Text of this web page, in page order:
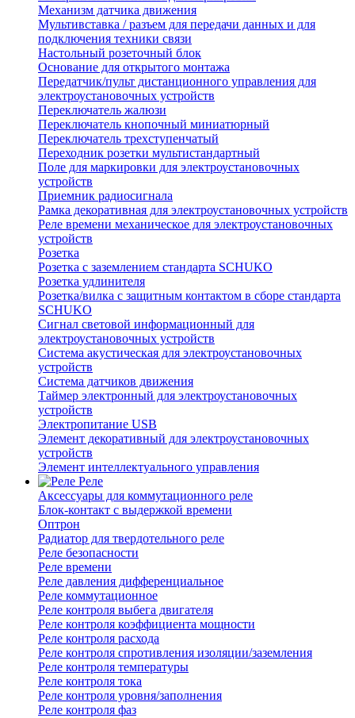
Механизм датчика движения
Мультивставка / разъем для передачи данных и для
подключения техники связи
Настольный розеточный блок
Основание для открытого монтажа
Передатчик/пульт дистанционного управления для
электроустановочных устройств
Переключатель жалюзи
Переключатель кнопочный миниатюрный
Переключатель трехступенчатый
Переходник розетки мультистандартный
Поле для маркировки для электроустановочных
устройств
Приемник радиосигнала
Рамка декоративная для электроустановочных устройств
Реле времени механическое для электроустановочных
устройств
Розетка
Розетка с заземлением стандарта SCHUKO
Розетка удлинителя
Розетка/вилка с защитным контактом в сборе стандарта
SCHUKO
Сигнал световой информационный для
электроустановочных устройств
Система акустическая для электроустановочных
устройств
Система датчиков движения
Таймер электронный для электроустановочных
устройств
Электропитание USB
Элемент декоративный для электроустановочных
устройств
Элемент интеллектуального управления
Реле
Аксессуары для коммутационного реле
Блок-контакт с выдержкой времени
Оптрон
Радиатор для твердотельного реле
Реле безопасности
Реле времени
Реле давления дифференциальное
Реле коммутационное
Реле контроля выбега двигателя
Реле контроля коэффициента мощности
Реле контроля расхода
Реле контроля спротивления изоляции/заземления
Реле контроля температуры
Реле контроля тока
Реле контроля уровня/заполнения
Реле контроля фаз